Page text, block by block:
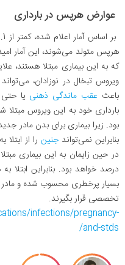
عوارض هرپس در بارداری
هرپس متولد می‌شوند، این آمار
که به این بیماری مبتلا هستند،
ویروس تبخال در نوزادان،
باعث عقب ماندگی ذهنی یا
بارداری خود به این ویروس مبتلا
بود. زیرا بیماری برای بدن مادر
بنابراین نمی‌تواندجنین را از
درصد خواهد بود. بنابراین ابتلا
بسیار پرخطری محسوب شده و
تخصصی قرار بگیرند.
infections/pregnancy-
and-stds/